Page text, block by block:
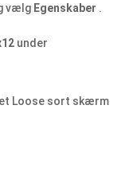
vælg Egenskaber .
under
Loose sort skærm